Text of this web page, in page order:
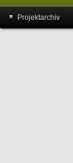
Projektarchiv